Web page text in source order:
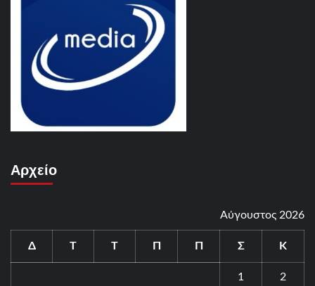
Αρχείο
Αύγουστος 2026
Δ Τ Τ Π Π Σ Κ
1 2